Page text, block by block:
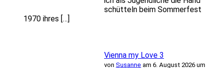
schütteln beim Sommerfest
1970 ihres […]
Vienna my Love 3
von Susanne am 6. August 2026 um